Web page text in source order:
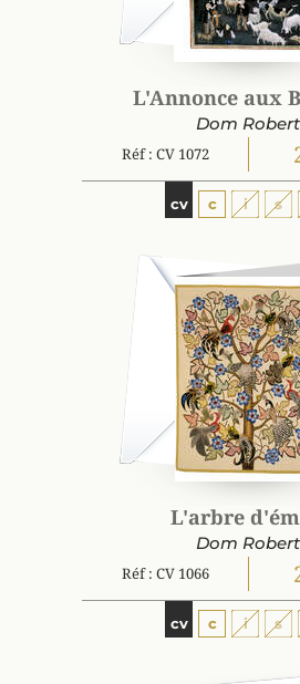
L'Annonce aux
Dom Robert
Réf : CV 1072
cv c i s
L'arbre
Dom Robert
Réf : CV 1066
cv c i s